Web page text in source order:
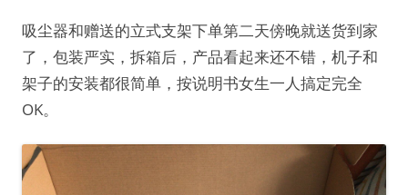
吸尘器和赠送的立式支架下单第二天傍晚就送货到家
了，包装严实，拆箱后，产品看起来还不错，机子和
架子的安装都很简单，按说明书女生一人搞定完全
OK。